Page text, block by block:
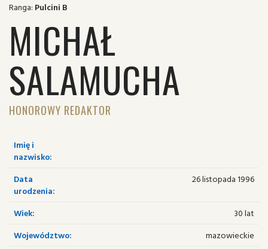
Ranga: Pulcini B
MICHAŁ
SALAMUCHA
HONOROWY REDAKTOR
Imię i
nazwisko:
Data
urodzenia:
26 listopada 1996
Wiek:
30 lat
Województwo:
mazowieckie